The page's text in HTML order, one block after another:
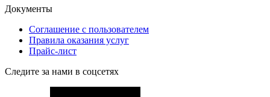
Документы
Соглашение с пользователем
Правила оказания услуг
Прайс-лист
Следите за нами в соцсетях